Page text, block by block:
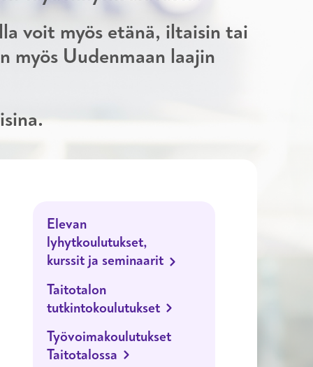
voit myös etänä, iltaisin tai
myös Uudenmaan laajin
Elevan
lyhytkoulutukset,
kurssit ja seminaarit
Taitotalon
tutkintokoulutukset
Työvoimakoulutukset
Taitotalossa